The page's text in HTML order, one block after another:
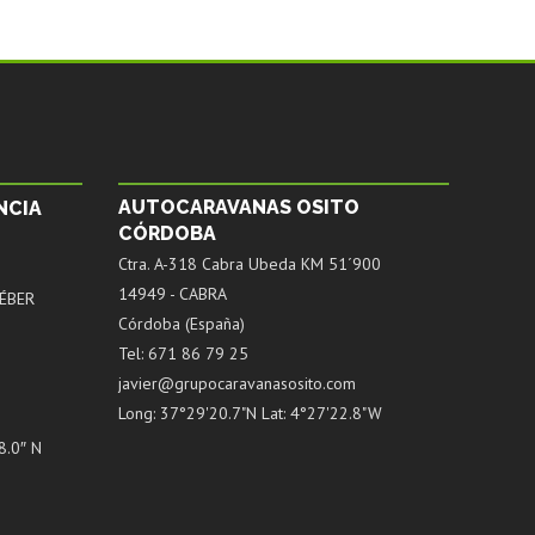
N
AUTOCARAVANAS OSITO
CÓRDOBA
Ctra. A-318 Cabra Ubeda KM 51´900
14949 - CABRA
Córdoba (España)
Tel: 671 86 79 25
javier@grupocaravanasosito.com
Long: 37°29'20.7"N Lat: 4°27'22.8"W